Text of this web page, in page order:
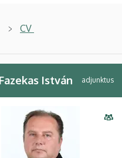
CV
István adjunktus